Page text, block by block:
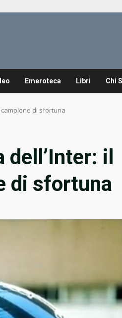
Emeroteca Libri Chi
campione di sfortuna
il
di sfortuna